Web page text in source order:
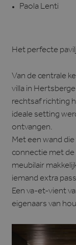
Paola Lenti
Het perfecte
Van de centrale
villa in
rechtsaf richting
ideale setting
ontvangen.
Met een wand
connectie met
meubilair
iemand extra
Een va-et-vient
eigenaars van